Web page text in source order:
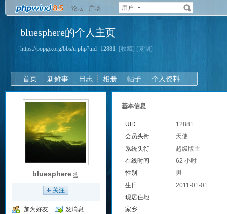
论坛 广场 用户
bluesphere的个人主页
https://popgo.org/bbs/u.php?uid=12881 [收藏] [复制]
首页 新鲜事 日志 相册 帖子 个人资料
bluesphere
关注
加为好友
发消息
基本信息
UID
12881
会员头衔
天使
系统头衔
超级版主
在线时间
62 小时
性别
男
生日
2011-01-01
现居住地
家乡